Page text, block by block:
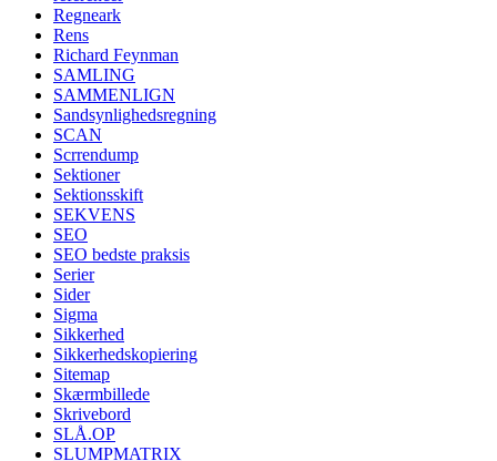
Regneark
Rens
Richard Feynman
SAMLING
SAMMENLIGN
Sandsynlighedsregning
SCAN
Scrrendump
Sektioner
Sektionsskift
SEKVENS
SEO
SEO bedste praksis
Serier
Sider
Sigma
Sikkerhed
Sikkerhedskopiering
Sitemap
Skærmbillede
Skrivebord
SLÅ.OP
SLUMPMATRIX